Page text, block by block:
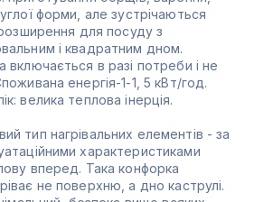
форми, але зустрічаються
розширення для посуду з
і квадратним дном.
включається в разі потреби і не
енергія-1-1, 5 кВт/год.
велика теплова інерція.
тип нагрівальних елементів - за
характеристиками
вперед. Така конфорка
не поверхню, а дно каструлі.